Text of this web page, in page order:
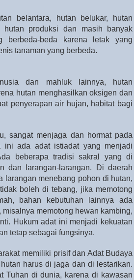
belantara, hutan belukar, hutan
hutan produksi dan masih banyak
berbeda-beda karena letak yang
tanaman yang berbeda.
dan mahluk lainnya, hutan
hutan menghasilkan oksigen dan
penyerapan air hujan, habitat bagi
sangat menjaga dan hormat pada
ini ada adat istiadat yang menjadi
beberapa tradisi sakral yang di
dan larangan-larangan. Di daerah
larangan menebang pohon di hutan,
boleh di tebang, jika memotong
bahan kebutuhan lainnya ada
memotong hewan kambing,
Hukum adat ini menjadi kekuatan
tetap sebagai fungsinya.
memiliki prisif dan Adat Budaya
harus di jaga dan di lestarikan.
Tuhan di dunia, karena di kawasan